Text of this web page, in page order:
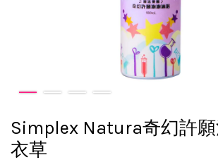
Simplex Natura奇幻許
衣草